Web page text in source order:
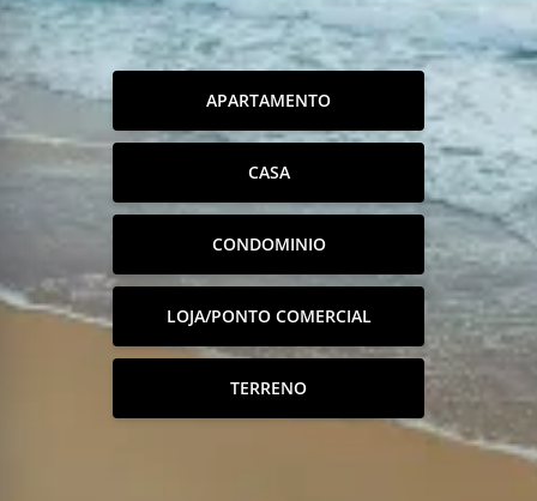
APARTAMENTO
CASA
CONDOMINIO
LOJA/PONTO COMERCIAL
TERRENO